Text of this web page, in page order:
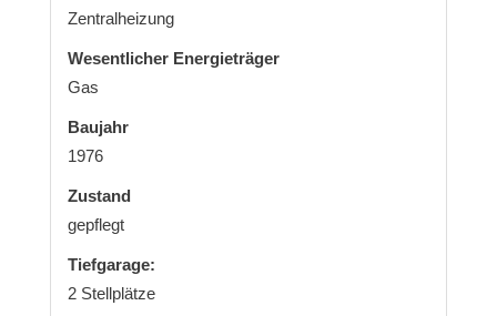
Zentralheizung
Wesentlicher Energieträger
Gas
Baujahr
1976
Zustand
gepflegt
Tiefgarage:
2 Stellplätze